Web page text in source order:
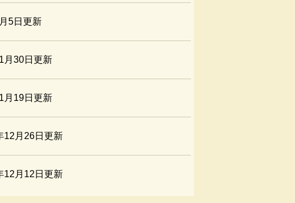
5日更新
月30日更新
月19日更新
12月26日更新
12月12日更新